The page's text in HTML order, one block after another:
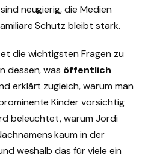
neugierig, die Medien
Schutz bleibt stark.
die wichtigsten Fragen zu
dessen, was öffentlich
erklärt zugleich, warum man
Kinder vorsichtig
beleuchtet, warum Jordi
kaum in der
weshalb das für viele ein